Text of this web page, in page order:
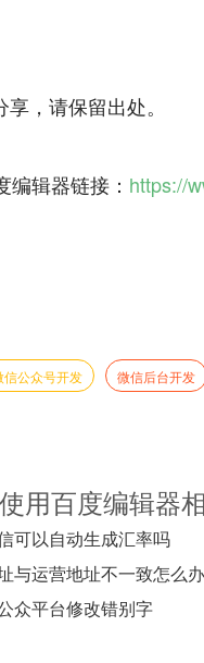
享，请保留出处。
辑器链接： https://
信公众号开发 微信后台开发
用百度编辑器
可以自动生成汇率吗
与运营地址不一致怎么办
众平台修改错别字